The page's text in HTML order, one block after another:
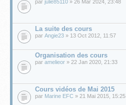
par julie85110 » 26 Mar 2024, 23:48
La suite des cours
par Angie23 » 13 Oct 2012, 11:57
Organisation des cours
par amelieor » 22 Jan 2020, 21:33
Cours vidéos de Mai 2015
par Marine EFC » 21 Mai 2015, 15:25